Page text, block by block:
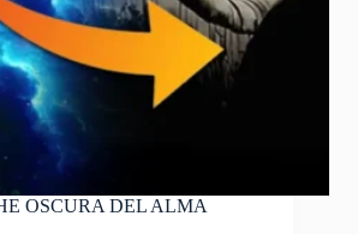
OSCURA DEL ALMA